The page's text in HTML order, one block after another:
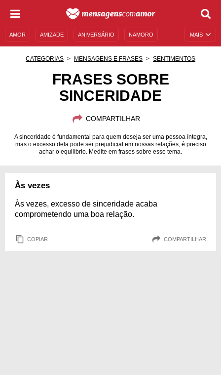
MAIS
AMOR AMIZADE ANIVERSÁRIO NAMORO
MENSAGENS E FRASES MENSAGENS DE ANIVERSÁRIO
CATEGORIAS MENSAGENS E FRASES SENTIMENTOS
FRASES SOBRE
SINCERIDADE
COMPARTILHAR
A sinceridade é fundamental para quem deseja ser uma pessoa íntegra,
mas o excesso dela pode ser prejudicial em nossas relações, é preciso
achar o equilíbrio. Medite em frases sobre esse tema.
Às vezes
Às vezes, excesso de sinceridade acaba
comprometendo uma boa relação.
COPIAR COMPARTILHAR